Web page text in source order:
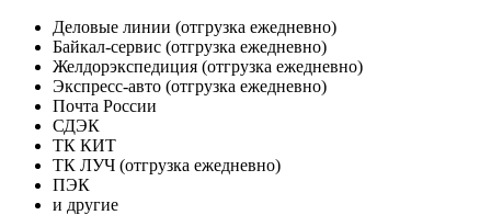
Деловые линии (отгрузка ежедневно)
Байкал-сервис (отгрузка ежедневно)
Желдорэкспедиция (отгрузка ежедневно)
Экспресс-авто (отгрузка ежедневно)
Почта России
СДЭК
ТК КИТ
ТК ЛУЧ (отгрузка ежедневно)
ПЭК
и другие